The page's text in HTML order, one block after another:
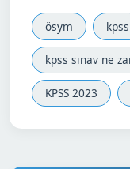
ösym kpss
kpss sınav ne
KPSS 2023